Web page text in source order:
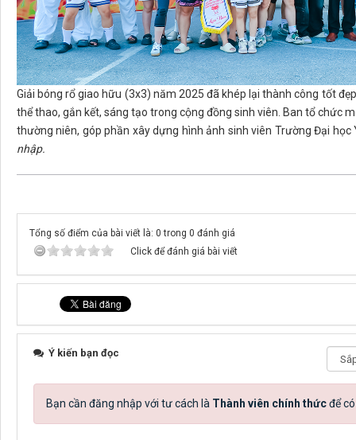
Giải bóng rổ giao hữu (3x3) năm 2025 đã khép lại thành công tốt
thể thao, gắn kết, sáng tạo trong cộng đồng sinh viên. Ban tổ chức
thường niên, góp phần xây dựng hình ảnh sinh viên Trường Đại học
nhập.
Tổng số điểm của bài viết là: 0 trong 0 đánh giá
Click để đánh giá bài viết
Ý kiến bạn đọc
Bạn cần đăng nhập với tư cách là Thành viên chính thứcđể